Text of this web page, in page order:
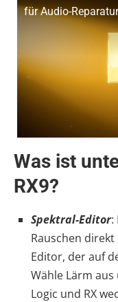
für Audio-
Was ist
RX9?
Spektral-Editor:
Rauschen
Editor, der auf
Wähle Lärm
Logic und RX